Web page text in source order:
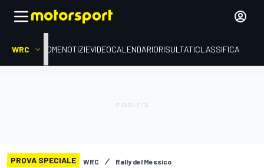
WRC HOMENOTIZIEVIDEOCALENDARIORISULTATICLASSIFICA
PROVA SPECIALE WRC Rally del Messico